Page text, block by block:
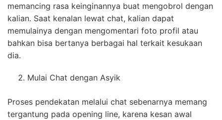
memancing rasa keinginannya buat mengobrol dengan
kalian. Saat kenalan lewat chat, kalian dapat
memulainya dengan mengomentari foto profil atau
bahkan bisa bertanya berbagai hal terkait kesukaan
dia.
Mulai Chat dengan Asyik
Proses pendekatan melalui chat sebenarnya memang
tergantung pada opening line, karena kesan awal